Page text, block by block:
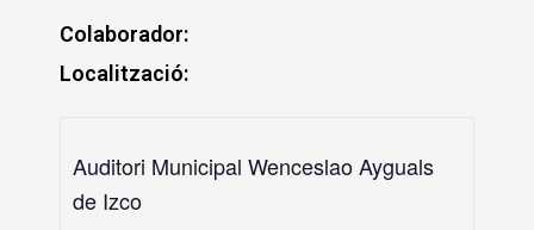
Colaborador:
Localització:
Auditori Municipal Wenceslao Ayguals
de Izco